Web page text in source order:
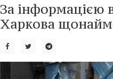
За інформацією
Харкова